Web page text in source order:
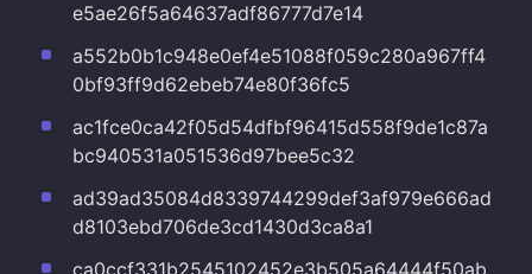
e5ae26f5a64637adf86777d7e14
a552b0b1c948e0ef4e51088f059c280a967ff4
0bf93ff9d62ebeb74e80f36fc5
ac1fce0ca42f05d54dfbf96415d558f9de1c87a
bc940531a051536d97bee5c32
ad39ad35084d8339744299def3af979e666ad
d8103ebd706de3cd1430d3ca8a1
ca0ccf331b2545102452e3b505a64444f50ab